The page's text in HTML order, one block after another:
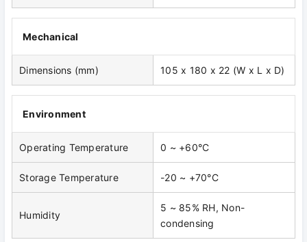
Mechanical
Dimensions (mm) 105 x 180 x 22 (W x L x D)
Environment
Operating Temperature 0 ~ +60°C
Storage Temperature -20 ~ +70°C
Humidity
5 ~ 85% RH, Non-
condensing